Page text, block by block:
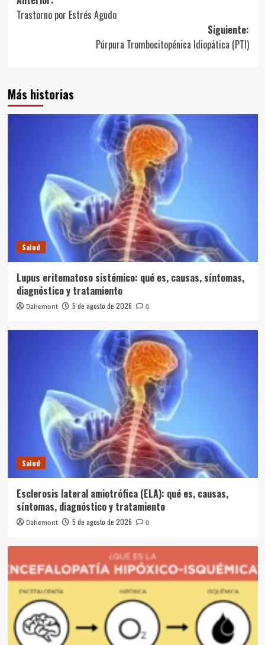
de
Trastorno por Estrés Agudo
Siguiente:
Púrpura Trombocitopénica Idiopática (PTI)
Más historias
Salud
Lupus eritematoso sistémico: qué es, causas, síntomas,
diagnóstico y tratamiento
Dahemont 5 de agosto de 2026 0
Salud
Esclerosis lateral amiotrófica (ELA): qué es, causas,
síntomas, diagnóstico y tratamiento
Dahemont 5 de agosto de 2026 0